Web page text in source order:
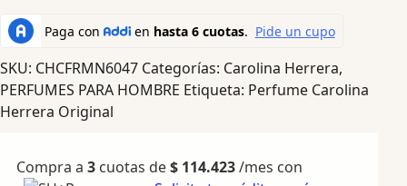
SKU: CHCFRMN6047 Categorías: Carolina Herrera,
PERFUMES PARA HOMBRE Etiqueta: Perfume Carolina
Herrera Original
Compra a 3 cuotas de$ 114.423/mes con